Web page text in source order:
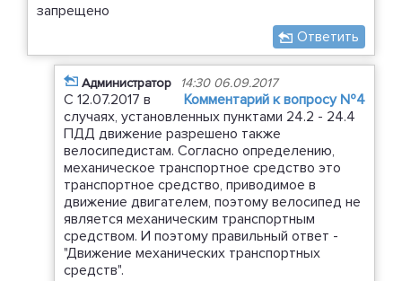
запрещено
Ответить
Администратор 14:30 06.09.2017
Комментарий к вопросу №4
С 12.07.2017 в
случаях, установленных пунктами 24.2 - 24.4
ПДД движение разрешено также
велосипедистам. Согласно определению,
механическое транспортное средство это
транспортное средство, приводимое в
движение двигателем, поэтому велосипед не
является механическим транспортным
средством. И поэтому правильный ответ -
"Движение механических транспортных
средств".